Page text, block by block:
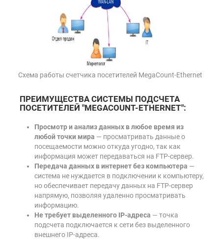
Схема работы счетчика посетителей MegaCount-Ethernet
ПРЕИМУЩЕСТВА СИСТЕМЫ ПОДСЧЕТА
ПОСЕТИТЕЛЕЙ "MEGACOUNT-ETHERNET":
Просмотр и анализ данных в любое время из
любой точки мира — просматривать данные о
посещаемости можно откуда угодно, так как
информация может передаваться на FTP-сервер.
Передача данных в интернет без компьютера —
система не нуждается в подключении к компьютеру,
но обеспечивает передачу данных на FTP-сервер
напрямую, позволяя удаленно просматривать
информацию.
Не требует выделенного IP-адреса — точка
подсчета подключается к сети без выделенного
внешнего IP-адреса.